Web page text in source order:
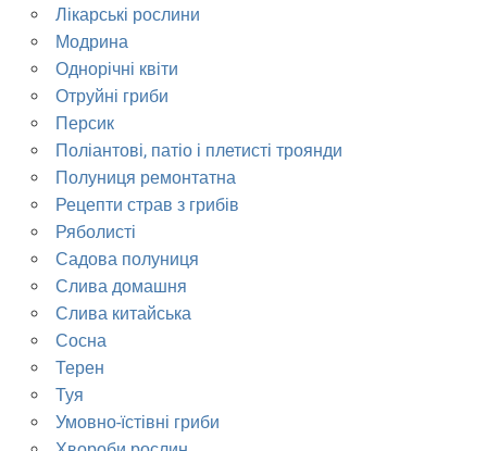
Лікарські рослини
Модрина
Однорічні квіти
Отруйні гриби
Персик
Поліантові, патіо і плетисті троянди
Полуниця ремонтатна
Рецепти страв з грибів
Ряболисті
Садова полуниця
Слива домашня
Слива китайська
Сосна
Терен
Туя
Умовно-їстівні гриби